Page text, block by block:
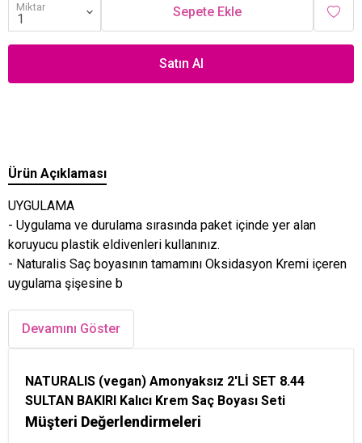
Miktar Sepete Ekle
Satın Al
Ürün Açıklaması
UYGULAMA
- Uygulama ve durulama sırasında paket içinde yer alan
koruyucu plastik eldivenleri kullanınız.
- Naturalis Saç boyasının tamamını Oksidasyon Kremi içeren
uygulama şişesine b
Devamını Göster
NATURALIS (vegan) Amonyaksız 2'Lİ SET 8.44
SULTAN BAKIRI Kalıcı Krem Saç Boyası Seti
Müşteri Değerlendirmeleri